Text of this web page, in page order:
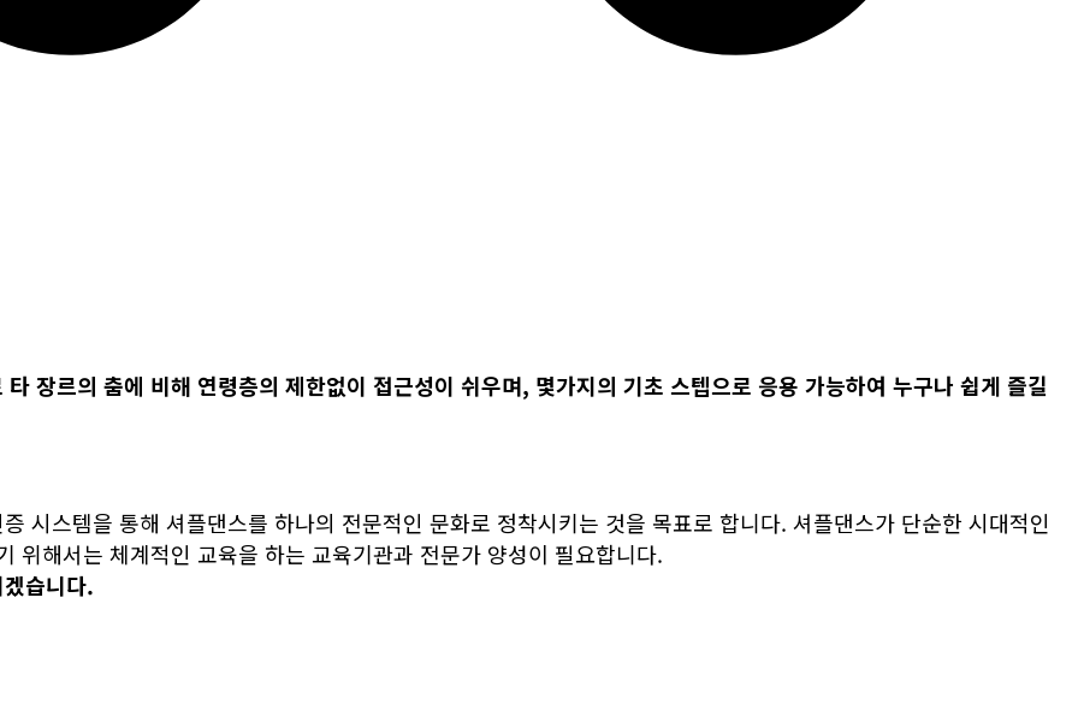
타 장르의 춤에 비해 연령층의 제한없이 접근성이 쉬우며, 몇가지의 기초 스텝으로 응용 가능하여 누구나 쉽게 즐길
시스템을 통해 셔플댄스를 하나의 전문적인 문화로 정착시키는 것을 목표로 합니다. 셔플댄스가 단순한 시대적인
위해서는 체계적인 교육을 하는 교육기관과 전문가 양성이 필요합니다.
습니다.